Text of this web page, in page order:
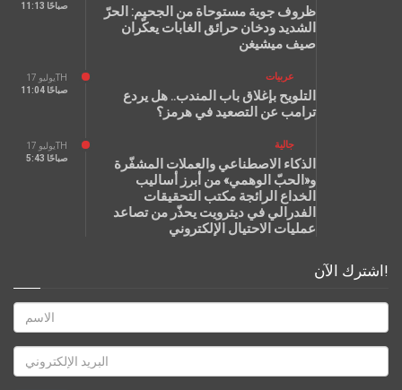
11:13 صباحًا
ظروف جوية مستوحاة من الجحيم: الحرّ
الشديد ودخان حرائق الغابات يعكّران
صيف ميشيغن
يوليو 17TH
11:04 صباحًا
عربيات
التلويح بإغلاق باب المندب.. هل يردع
ترامب عن التصعيد في هرمز؟
يوليو 17TH
5:43 صباحًا
جالية
الذكاء الاصطناعي والعملات المشفّرة
و«الحبّ الوهمي» من أبرز أساليب
الخداع الرائجة مكتب التحقيقات
الفدرالي في ديترويت يحذّر من تصاعد
عمليات الاحتيال الإلكتروني
اشترك الآن!